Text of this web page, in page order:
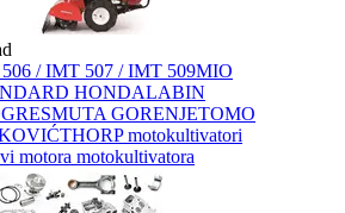
/ IMT 507 / IMT 509MIO
HONDALABIN
MUTA GORENJETOMO
THORP motokultivatori
motora motokultivatora